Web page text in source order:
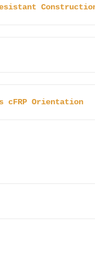
cFRP Orientation